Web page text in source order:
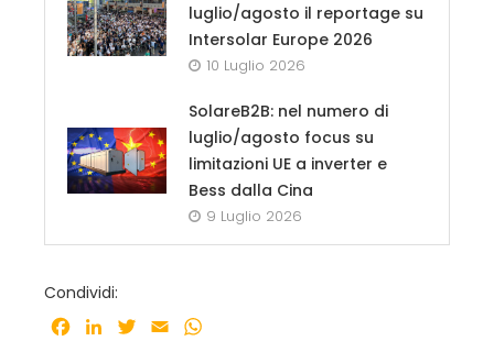
luglio/agosto il reportage su
Intersolar Europe 2026
10 Luglio 2026
SolareB2B: nel numero di
luglio/agosto focus su
limitazioni UE a inverter e
Bess dalla Cina
9 Luglio 2026
Condividi:
Facebook
LinkedInTwitter
Email